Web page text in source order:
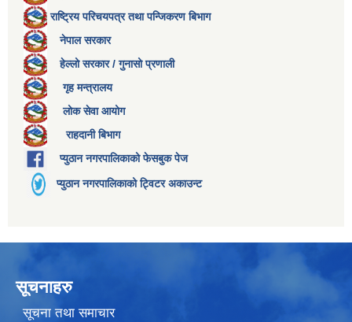
राष्ट्रिय परिचयपत्र तथा पन्जिकरण बिभाग
नेपाल सरकार
हेल्लो सरकार / गुनासो प्रणाली
गृह मन्त्रालय
लोक सेवा आयोग
राहदानी बिभाग
प्युठान नगरपालिकाको फेसबुक पेज
प्युठान नगरपालिकाको ट्विटर अकाउन्ट
सूचनाहरु
सूचना तथा समाचार